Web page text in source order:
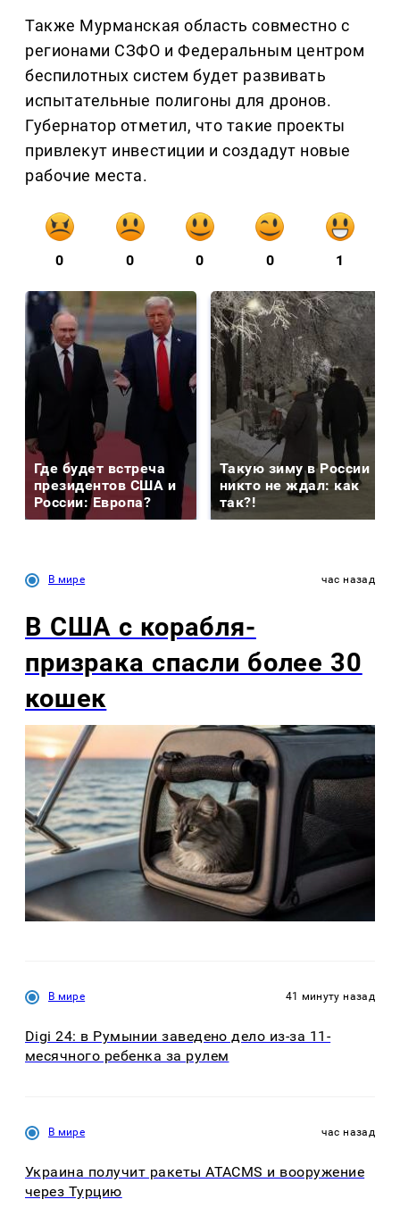
Также Мурманская область совместно с
регионами СЗФО и Федеральным центром
беспилотных систем будет развивать
испытательные полигоны для дронов.
Губернатор отметил, что такие проекты
привлекут инвестиции и создадут новые
рабочие места.
0 0 0 0 1
Где будет встреча
президентов США и
России: Европа?
Такую зиму в России
никто не ждал: как
так?!
В мире час назад
В США с корабля-
призрака спасли более 30
кошек
В мире 41 минуту назад
Digi 24: в Румынии заведено дело из-за 11-
месячного ребенка за рулем
В мире час назад
Украина получит ракеты ATACMS и вооружение
через Турцию